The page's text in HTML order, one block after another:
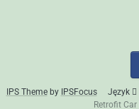
IPS Themeby IPSFocus Język
Retrofit Car|